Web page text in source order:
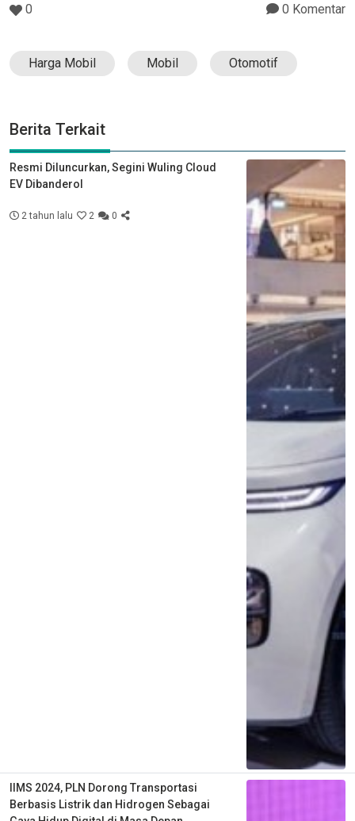
0 0 Komentar
Harga Mobil Mobil Otomotif
Berita Terkait
Resmi Diluncurkan, Segini Wuling Cloud
EV Dibanderol
2 tahun lalu 2 0
IIMS 2024, PLN Dorong Transportasi
Berbasis Listrik dan Hidrogen Sebagai